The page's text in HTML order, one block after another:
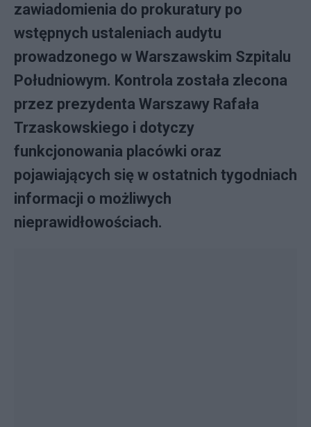
zawiadomienia do prokuratury po
wstępnych ustaleniach audytu
prowadzonego w Warszawskim Szpitalu
Południowym. Kontrola została zlecona
przez prezydenta Warszawy Rafała
Trzaskowskiego i dotyczy
funkcjonowania placówki oraz
pojawiających się w ostatnich tygodniach
informacji o możliwych
nieprawidłowościach.